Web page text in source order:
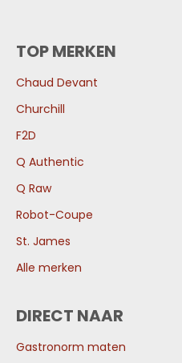
TOP MERKEN
Chaud Devant
Churchill
F2D
Q Authentic
Q Raw
Robot-Coupe
St. James
Alle merken
DIRECT NAAR
Gastronorm maten